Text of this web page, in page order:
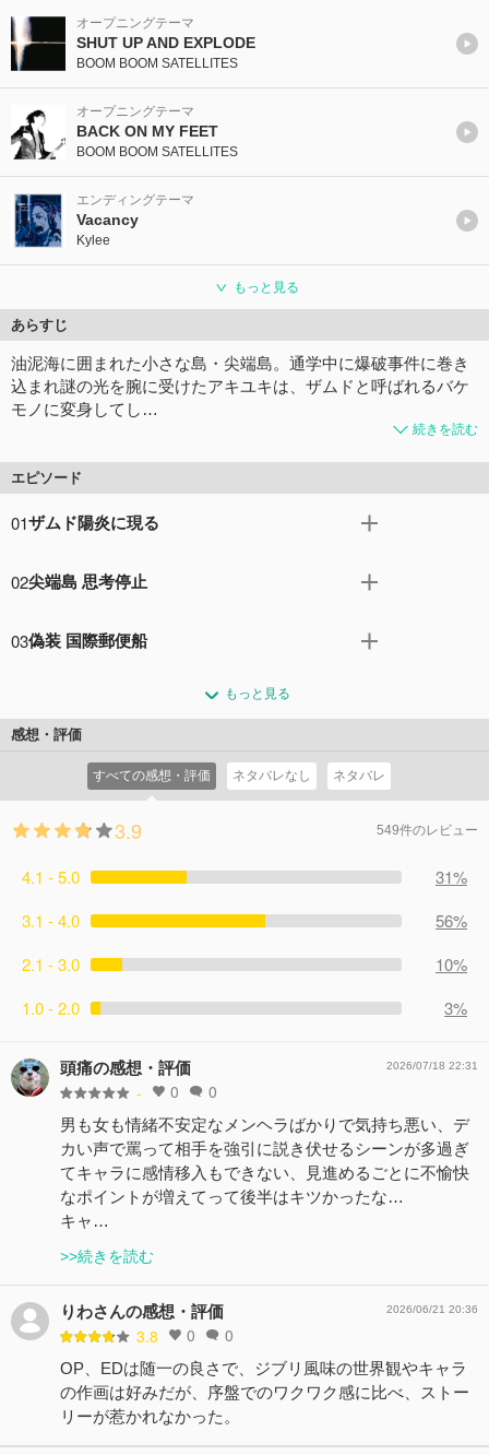
オープニングテーマ
SHUT UP AND EXPLODE
BOOM BOOM SATELLITES
オープニングテーマ
BACK ON MY FEET
BOOM BOOM SATELLITES
エンディングテーマ
Vacancy
Kylee
もっと見る
あらすじ
油泥海に囲まれた小さな島・尖端島。通学中に爆破事件に巻き
込まれ謎の光を腕に受けたアキユキは、ザムドと呼ばれるバケ
モノに変身してし…
続きを読む
エピソード
01ザムド陽炎に現る
大陸自由圏の属国となったこの島で、高校生のアキユキは
一人で営んでいる。二人の間を取り持つために、毎朝欠か
も、いつも通りの朝を迎えたはずだったが……。通学途
てしまう。
02尖端島 思考停止
キは、ザムドと呼ばれる異形の怪物となってしまった。謎
は我を忘れ、暴走する。同じ頃、北政府の軍艦が尖端島領
空に侵攻し、ヒトガタ兵器を産み落とした。アキユキとい
う自我を失ったザムドは、ヒトガタ兵器に襲い掛かられ、
戦いが始まった。
コメント0件拍手0回
03偽装 国際郵便船
端島から遠く離れた空の上、国際郵便船ザンバニ号の中だ
った。ナキアミはザムドの力を制御できるようになるま
とを理解できず、尖端島に戻ることを望む。そんなアキユ
キは、女船長の紅皮伊舟の所を訪れる。アキユキの礼を欠
いた態度に、拳を振り上げる伊舟。二人の間が険悪になっ
コメント0件拍手0回
もっと見る
感想・評価
すべての感想・評価 ネタバレなし ネタバレ
3.9 549件のレビュー
4.1 - 5.0
31%
3.1 - 4.0
56%
2.1 - 3.0
10%
1.0 - 2.0
3%
頭痛の感想・評価
- 0 0
2026/07/18 22:31
男も女も情緒不安定なメンヘラばかりで気持ち悪い、デ
カい声で罵って相手を強引に説き伏せるシーンが多過ぎ
てキャラに感情移入もできない、見進めるごとに不愉快
なポイントが増えてって後半はキツかったな…
キャ…
>>続きを読む
りわさんの感想・評価
3.8 0 0
2026/06/21 20:36
OP、EDは随一の良さで、ジブリ風味の世界観やキャラ
の作画は好みだが、序盤でのワクワク感に比べ、ストー
リーが惹かれなかった。